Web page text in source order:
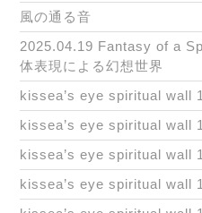
風の通る音
2025.04.19 Fantasy of a
体表現による幻想世界
kissea’s eye spiritual wall
kissea’s eye spiritual wall
kissea’s eye spiritual wall
kissea’s eye spiritual wall